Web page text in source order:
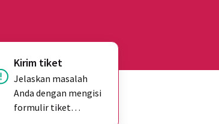
Kirim tiket
Jelaskan masalah
Anda dengan mengisi
formulir tiket